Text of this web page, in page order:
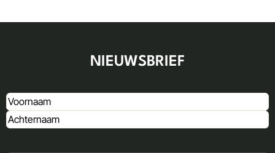
NIEUWSBRIEF
Naam(Vereist)